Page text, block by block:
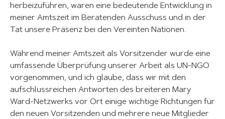
herbeizuführen, waren eine bedeutende Entwicklung in
meiner Amtszeit im Beratenden Ausschuss und in der
Tat unsere Präsenz bei den Vereinten Nationen.
Während meiner Amtszeit als Vorsitzender wurde eine
umfassende Überprüfung unserer Arbeit als UN-NGO
vorgenommen, und ich glaube, dass wir mit den
aufschlussreichen Antworten des breiteren Mary
Ward-Netzwerks vor Ort einige wichtige Richtungen für
den neuen Vorsitzenden und mehrere neue Mitglieder